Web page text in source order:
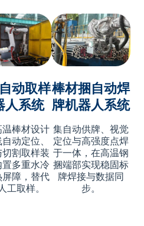
动取样
人系统
棒材设计
动定位、
割取样装
多重水冷
障，替代
工取样。
棒材捆自动焊
牌机器人系统
集自动供牌、视觉
定位与高强度点焊
于一体，在高温钢
捆端部实现稳固标
牌焊接与数据同
步。